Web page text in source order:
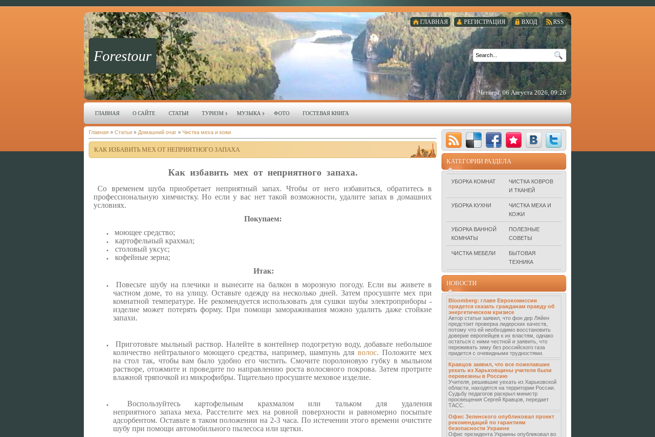
RSS
ВХОД
РЕГИСТРАЦИЯ
ГЛАВНАЯ
Forestour
Четверг, 06 Августа 2026, 09:26
ГЛАВНАЯ О САЙТЕ СТАТЬИ ТУРИЗМ МУЗЫКА ФОТО ГОСТЕВАЯ КНИГА
Главная » Статьи » Домашний очаг » Чистка меха и кожи
КАК ИЗБАВИТЬ МЕХ ОТ НЕПРИЯТНОГО ЗАПАХА
Как избавить мех от неприятного запаха.
Со временем шуба приобретает неприятный запах. Чтобы от него избавиться, обратитесь в
профессиональную химчистку. Но если у вас нет такой возможности, удалите запах в домашних
условиях.
Покупаем:
моющее средство;
картофельный крахмал;
столовый уксус;
кофейные зерна;
Итак:
Повесьте шубу на плечики и вынесите на балкон в морозную погоду. Если вы живете в
частном доме, то на улицу. Оставьте одежду на несколько дней. Затем просушите мех при
комнатной температуре. Не рекомендуется использовать для сушки шубы электроприборы -
изделие может потерять форму. При помощи замораживания можно удалить даже стойкие
запахи.
Приготовьте мыльный раствор. Налейте в контейнер подогретую воду, добавьте небольшое
количество нейтрального моющего средства, например, шампунь дляволос. Положите мех
на стол так, чтобы вам было удобно его чистить. Смочите поролоновую губку в мыльном
растворе, отожмите и проведите по направлению роста волосяного покрова. Затем протрите
влажной тряпочкой из микрофибры. Тщательно просушите меховое изделие.
Воспользуйтесь картофельным крахмалом или тальком для удаления
неприятного запаха меха. Расстелите мех на ровной поверхности и равномерно посыпьте
адсорбентом. Оставьте в таком положении на 2-3 часа. По истечении этого времени очистите
шубу при помощи автомобильного пылесоса или щетки.
КАТЕГОРИИ РАЗДЕЛА
УБОРКА КОМНАТ
ЧИСТКА КОВРОВ
И ТКАНЕЙ
УБОРКА КУХНИ
ЧИСТКА МЕХА И
КОЖИ
УБОРКА ВАННОЙ
КОМНАТЫ
ПОЛЕЗНЫЕ
СОВЕТЫ
ЧИСТКА МЕБЕЛИ
БЫТОВАЯ
ТЕХНИКА
НОВОСТИ
Bloomberg: главе Еврокомиссии
придется сказать гражданам правду об
энергетическом кризисе
Автор статьи заявил, что фон дер Ляйен
предстоит проверка лидерских качеств,
потому что ей необходимо восстановить
доверие европейцев к их властям, однако
остаться с ними честной и заявить, что
переживать зиму без российского газа
придется с очевидными трудностями.
Кравцов заявил, что все пожелавшие
уехать из Харьковщины учителя были
перевезены в Россию
Учителя, решившие уехать из Харьковской
области, находятся на территории России.
Судьбу педагогов раскрыл министр
просвещения Сергей Кравцов, передает
ТАСС.
Офис Зеленского опубликовал проект
рекомендаций по гарантиям
безопасности Украине
Офис президента Украины опубликовал во